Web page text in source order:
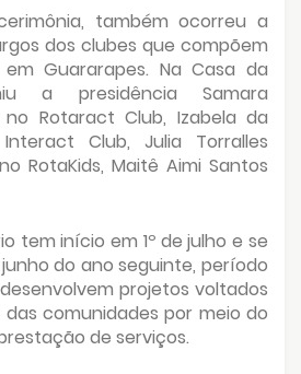
também ocorreu a
dos clubes que compõem
Guararapes. Na Casa da
a presidência Samara
no Rotaract Club, Izabela da
Club, Julia Torralles
RotaKids, Maitê Aimi Santos
tem início em 1º de julho e se
do ano seguinte, período
projetos voltados
comunidades por meio do
de serviços.